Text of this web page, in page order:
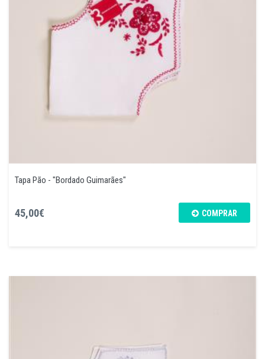
Tapa Pão - "Bordado Guimarães"
45,00€ COMPRAR